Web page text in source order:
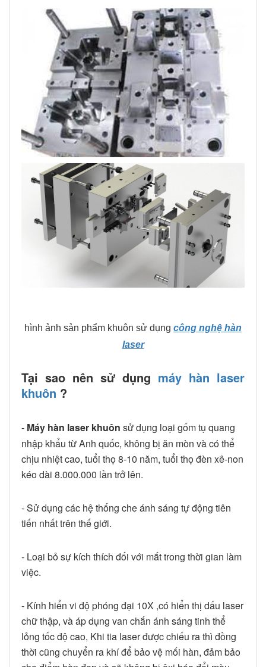
hình ảnh sản phẩm khuôn sử dụng công nghệ hàn
laser
Tại sao nên sử dụng máy hàn laser
khuôn ?
- Máy hàn laser khuôn sử dụng loại gốm tụ quang
nhập khẩu từ Anh quốc, không bị ăn mòn và có thể
chịu nhiệt cao, tuổi thọ 8-10 năm, tuổi thọ đèn xê-non
kéo dài 8.000.000 lần trở lên.
- Sử dụng các hệ thống che ánh sáng tự động tiên
tiến nhất trên thế giới.
- Loại bỏ sự kích thích đối với mắt trong thời gian làm
việc.
- Kính hiển vi độ phóng đại 10X ,có hiển thị dấu laser
chữ thập, và áp dụng van chắn ánh sáng tinh thể
lỏng tốc độ cao, Khi tia laser được chiếu ra thì đồng
thời cũng chuyển ra khí để bảo vệ mối hàn, đảm bảo